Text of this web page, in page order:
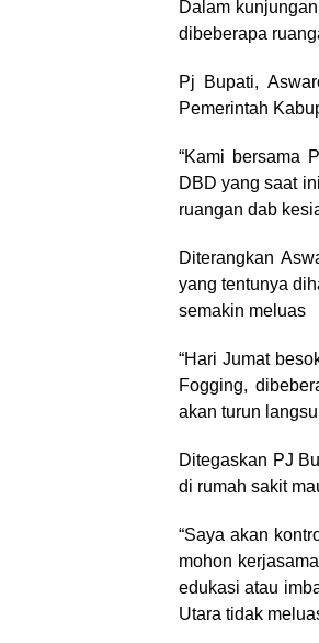
Dalam
dibeberapa
Pj Bupati,
Pemerintah
“Kami bersama
DBD yang saat
ruangan dab
Diterangkan
yang tentunya
semakin meluas
“Hari Jumat
Fogging,
akan turun
Ditegaskan PJ
di rumah sakit
“Saya akan
mohon
edukasi atau
Utara tidak